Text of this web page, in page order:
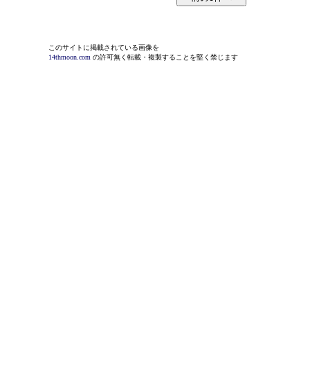
このサイトに掲載されている画像を
14thmoon.com の許可無く転載・複製することを堅く禁じます